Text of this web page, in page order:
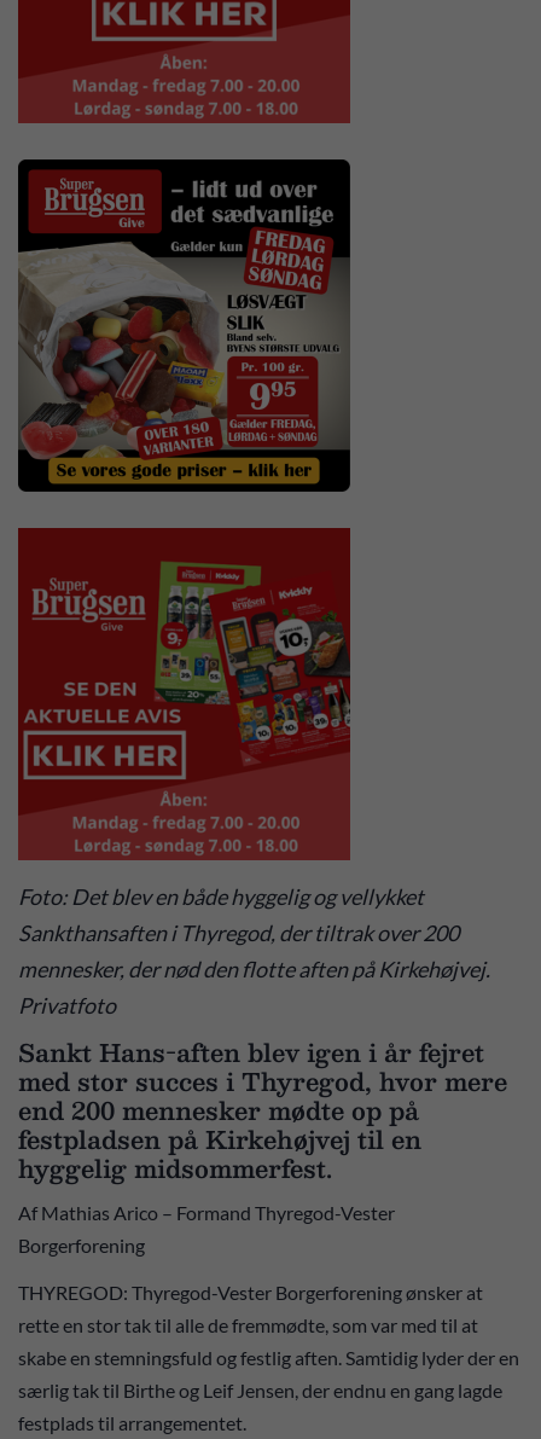
Foto: Det blev en både hyggelig og vellykket
Sankthansaften i Thyregod, der tiltrak over 200
mennesker, der nød den flotte aften på Kirkehøjvej.
Privatfoto
Sankt Hans-aften blev igen i år fejret
med stor succes i Thyregod, hvor mere
end 200 mennesker mødte op på
festpladsen på Kirkehøjvej til en
hyggelig midsommerfest.
Af Mathias Arico – Formand Thyregod-Vester
Borgerforening
THYREGOD: Thyregod-Vester Borgerforening ønsker at
rette en stor tak til alle de fremmødte, som var med til at
skabe en stemningsfuld og festlig aften. Samtidig lyder der en
særlig tak til Birthe og Leif Jensen, der endnu en gang lagde
festplads til arrangementet.